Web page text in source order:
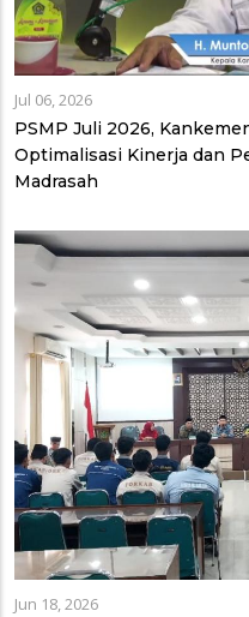
Jul 06, 2026
PSMP Juli 2026,
Optimalisasi Kinerja dan
Madrasah
Jun 18, 2026